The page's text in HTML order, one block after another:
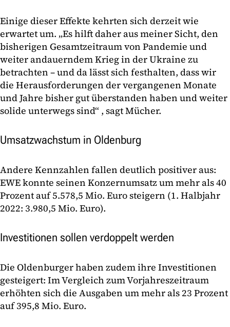
Einige dieser Effekte kehrten sich derzeit wie
erwartet um. „Es hilft daher aus meiner Sicht, den
bisherigen Gesamtzeitraum von Pandemie und
weiter andauerndem Krieg in der Ukraine zu
betrachten – und da lässt sich festhalten, dass wir
die Herausforderungen der vergangenen Monate
und Jahre bisher gut überstanden haben und weiter
solide unterwegs sind“ , sagt Mücher.
Umsatzwachstum in Oldenburg
Andere Kennzahlen fallen deutlich positiver aus:
EWE konnte seinen Konzernumsatz um mehr als 40
Prozent auf 5.578,5 Mio. Euro steigern (1. Halbjahr
2022: 3.980,5 Mio. Euro).
Investitionen sollen verdoppelt werden
Die Oldenburger haben zudem ihre Investitionen
gesteigert: Im Vergleich zum Vorjahreszeitraum
erhöhten sich die Ausgaben um mehr als 23 Prozent
auf 395,8 Mio. Euro.